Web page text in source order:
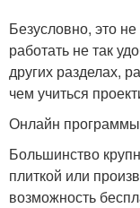
Безусловно, это
работать не так
других разделах,
чем учиться
Онлайн программы
Большинство
плиткой или
возможность